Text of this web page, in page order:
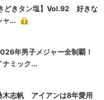
どきタン塩】Vol.92 好きな
ャ...
年男子メジャー全制覇！
ナミック...
木志帆 アイアンは8年愛用